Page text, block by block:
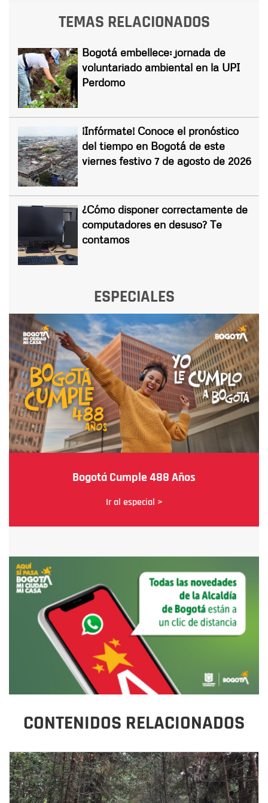
TEMAS RELACIONADOS
Bogotá embellece: jornada de
voluntariado ambiental en la UPI
Perdomo
¡Infórmate! Conoce el pronóstico
del tiempo en Bogotá de este
viernes festivo 7 de agosto de 2026
¿Cómo disponer correctamente de
computadores en desuso? Te
contamos
ESPECIALES
Bogotá Cumple 488 Años
Ir al especial >
CONTENIDOS RELACIONADOS